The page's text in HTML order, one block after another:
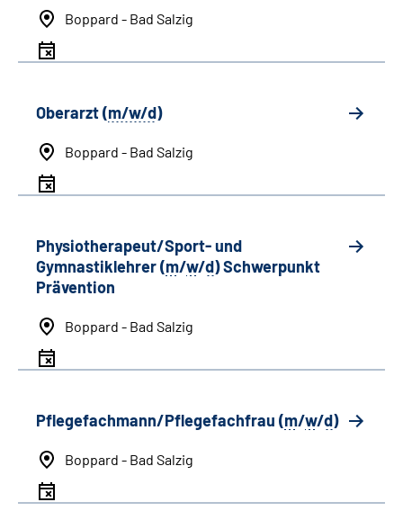
Boppard - Bad Salzig
Oberarzt (m/w/d)
Boppard - Bad Salzig
Physiotherapeut/Sport- und
Gymnastiklehrer (m/w/d) Schwerpunkt
Prävention
Boppard - Bad Salzig
Pflegefachmann/Pflegefachfrau (m/w/d)
Boppard - Bad Salzig